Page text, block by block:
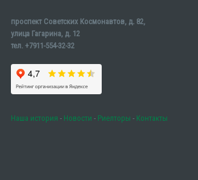
проспект Советских Космонавтов, д. 82,
улица Гагарина, д. 12
тел. +7911-554-32-32
Наша история - Новости - Риелторы - Контакты